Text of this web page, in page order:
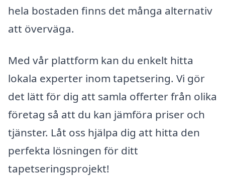
hela bostaden finns det många alternativ
att överväga.
Med vår plattform kan du enkelt hitta
lokala experter inom tapetsering. Vi gör
det lätt för dig att samla offerter från olika
företag så att du kan jämföra priser och
tjänster. Låt oss hjälpa dig att hitta den
perfekta lösningen för ditt
tapetseringsprojekt!